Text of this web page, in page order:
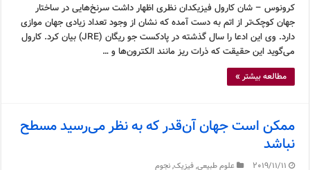
کرونوس – شان کارول فیزیکدان نظری اظهار داشت سرنخ‌هایی در ساختار
جهان کوچک‌تر از اتم به دست آمده که نشان از وجود تعداد زیادی جهان موازی
دارد. وی این ادعا را سال گذشته در پادکست جو ریگان (JRE) بیان کرد. کارول
می‌گوید این حقیقت که ذرات ریز مانند الکترون‌ها و …
مطالعه بیشتر »
ممکن است جهان آن‌قدر که به نظر می‌رسید مسطح
نباشد
2019/11/11 علوم طبیعی,فیزیک,نجوم